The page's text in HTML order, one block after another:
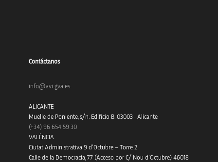
Contáctanos
info@avi.gva.es
ALICANTE
Muelle de Poniente, s/n. Edificio B. 03003 · Alicante
(+34) 96 654 59 30
VALÈNCIA
Ciutat Administrativa 9 d’Octubre – Torre 2
Calle de la Democracia, 77 (Acceso por C/ Nou d’Octubre) 46018